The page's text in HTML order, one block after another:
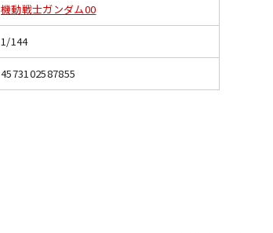
機動戦士ガンダム00
1/144
4573102587855